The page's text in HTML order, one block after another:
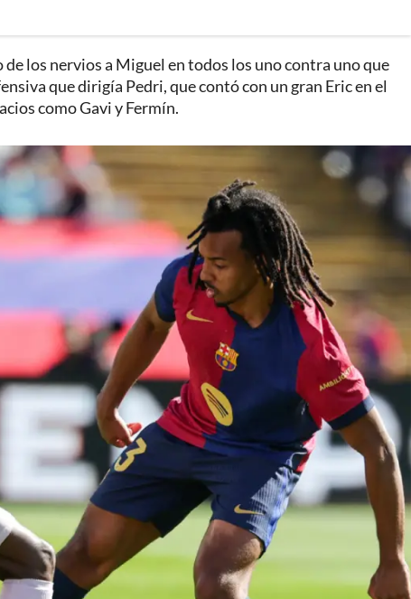
los nervios a Miguel en todos los uno contra uno que
que dirigía Pedri, que contó con un gran Eric en el
como Gavi y Fermín.